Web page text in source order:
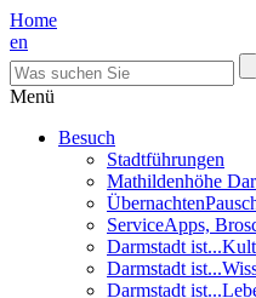
Home
en
Menü
Besuch
Stadtführungen
Mathildenhöhe
Übernachten
ServiceApps,
Darmstadt
Darmstadt
Darmstadt